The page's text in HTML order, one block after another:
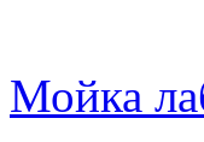
Мойка